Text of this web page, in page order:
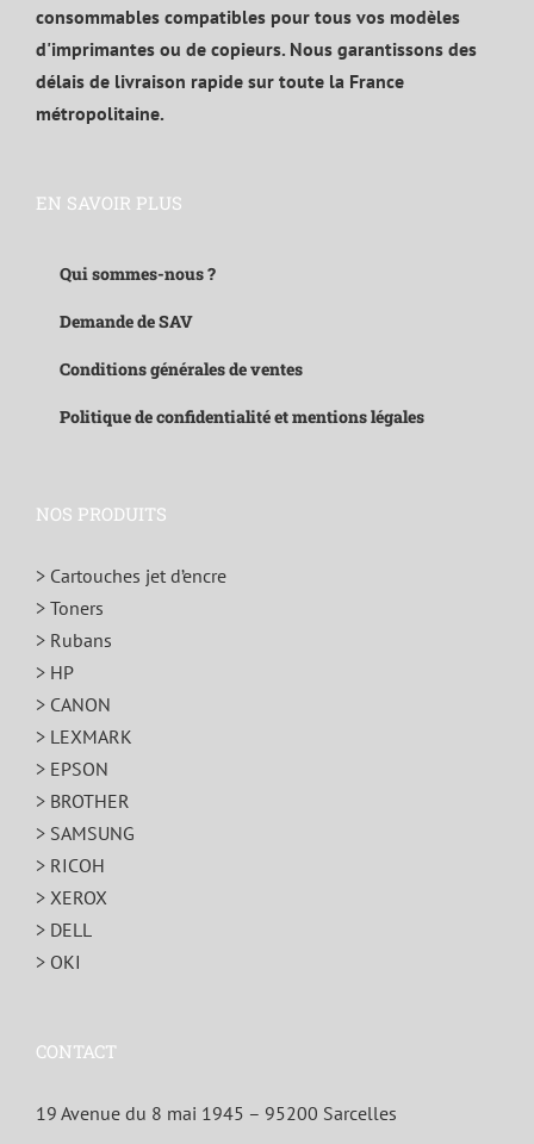
consommables compatibles pour tous vos modèles
d'imprimantes ou de copieurs. Nous garantissons des
délais de livraison rapide sur toute la France
métropolitaine.
EN SAVOIR PLUS
Qui sommes-nous ?
Demande de SAV
Conditions générales de ventes
Politique de confidentialité et mentions légales
NOS PRODUITS
> Cartouches jet d’encre
> Toners
> Rubans
> HP
> CANON
> LEXMARK
> EPSON
> BROTHER
> SAMSUNG
> RICOH
> XEROX
> DELL
> OKI
CONTACT
19 Avenue du 8 mai 1945 – 95200 Sarcelles